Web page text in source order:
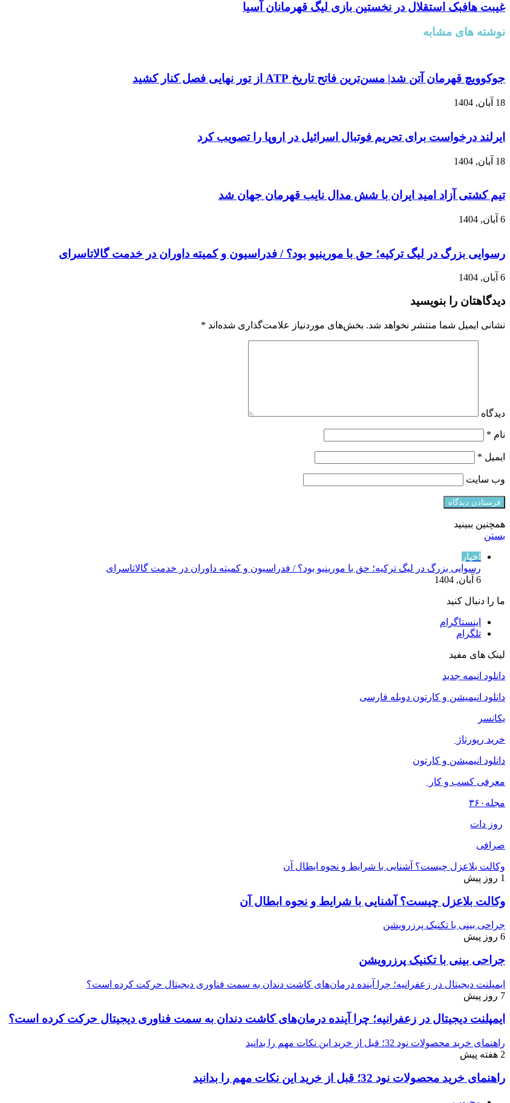
غیبت هافبک استقلال در نخستین بازی لیگ قهرمانان آسیا
نوشته های مشابه
جوکوویچ قهرمان آتن شد| مسن‌ترین فاتح تاریخ ATP از تور نهایی فصل کنار کشید
18 آبان, 1404
ایرلند درخواست برای تحریم فوتبال اسرائیل در اروپا را تصویب کرد
18 آبان, 1404
تیم کشتی آزاد امید ایران با شش مدال نایب قهرمان جهان شد
6 آبان, 1404
رسوایی بزرگ در لیگ ترکیه؛ حق با مورینیو بود؟ / فدراسیون و کمیته داوران در خدمت گالاتاسرای
6 آبان, 1404
دیدگاهتان را بنویسید
نشانی ایمیل شما منتشر نخواهد شد. بخش‌های موردنیاز علامت‌گذاری شده‌اند *
دیدگاه
نام *
ایمیل *
وب‌ سایت
همچنین ببینید
بستن
اخبار
رسوایی بزرگ در لیگ ترکیه؛ حق با مورینیو بود؟ / فدراسیون و کمیته داوران در خدمت گالاتاسرای
6 آبان, 1404
ما را دنبال کنید
اینستاگرام
تلگرام
لینک های مفید
دانلود انیمه جدید
دانلود انیمیشن و کارتون دوبله فارسی
یکانسر
خرید رپورتاژ
دانلود انیمیشن و کارتون
معرفی کسب و کار
مجله ۳۶۰
روز دات
صرافی
وکالت بلاعزل چیست؟ آشنایی با شرایط و نحوه ابطال آن
1 روز پیش
وکالت بلاعزل چیست؟ آشنایی با شرایط و نحوه ابطال آن
جراحی بینی با تکنیک پرزرویشن
6 روز پیش
جراحی بینی با تکنیک پرزرویشن
ایمپلنت دیجیتال در زعفرانیه؛ چرا آینده درمان‌های کاشت دندان به سمت فناوری دیجیتال حرکت کرده است؟
7 روز پیش
ایمپلنت دیجیتال در زعفرانیه؛ چرا آینده درمان‌های کاشت دندان به سمت فناوری دیجیتال حرکت کرده است؟
راهنمای خرید محصولات نود 32؛ قبل از خرید این نکات مهم را بدانید
2 هفته پیش
راهنمای خرید محصولات نود 32؛ قبل از خرید این نکات مهم را بدانید